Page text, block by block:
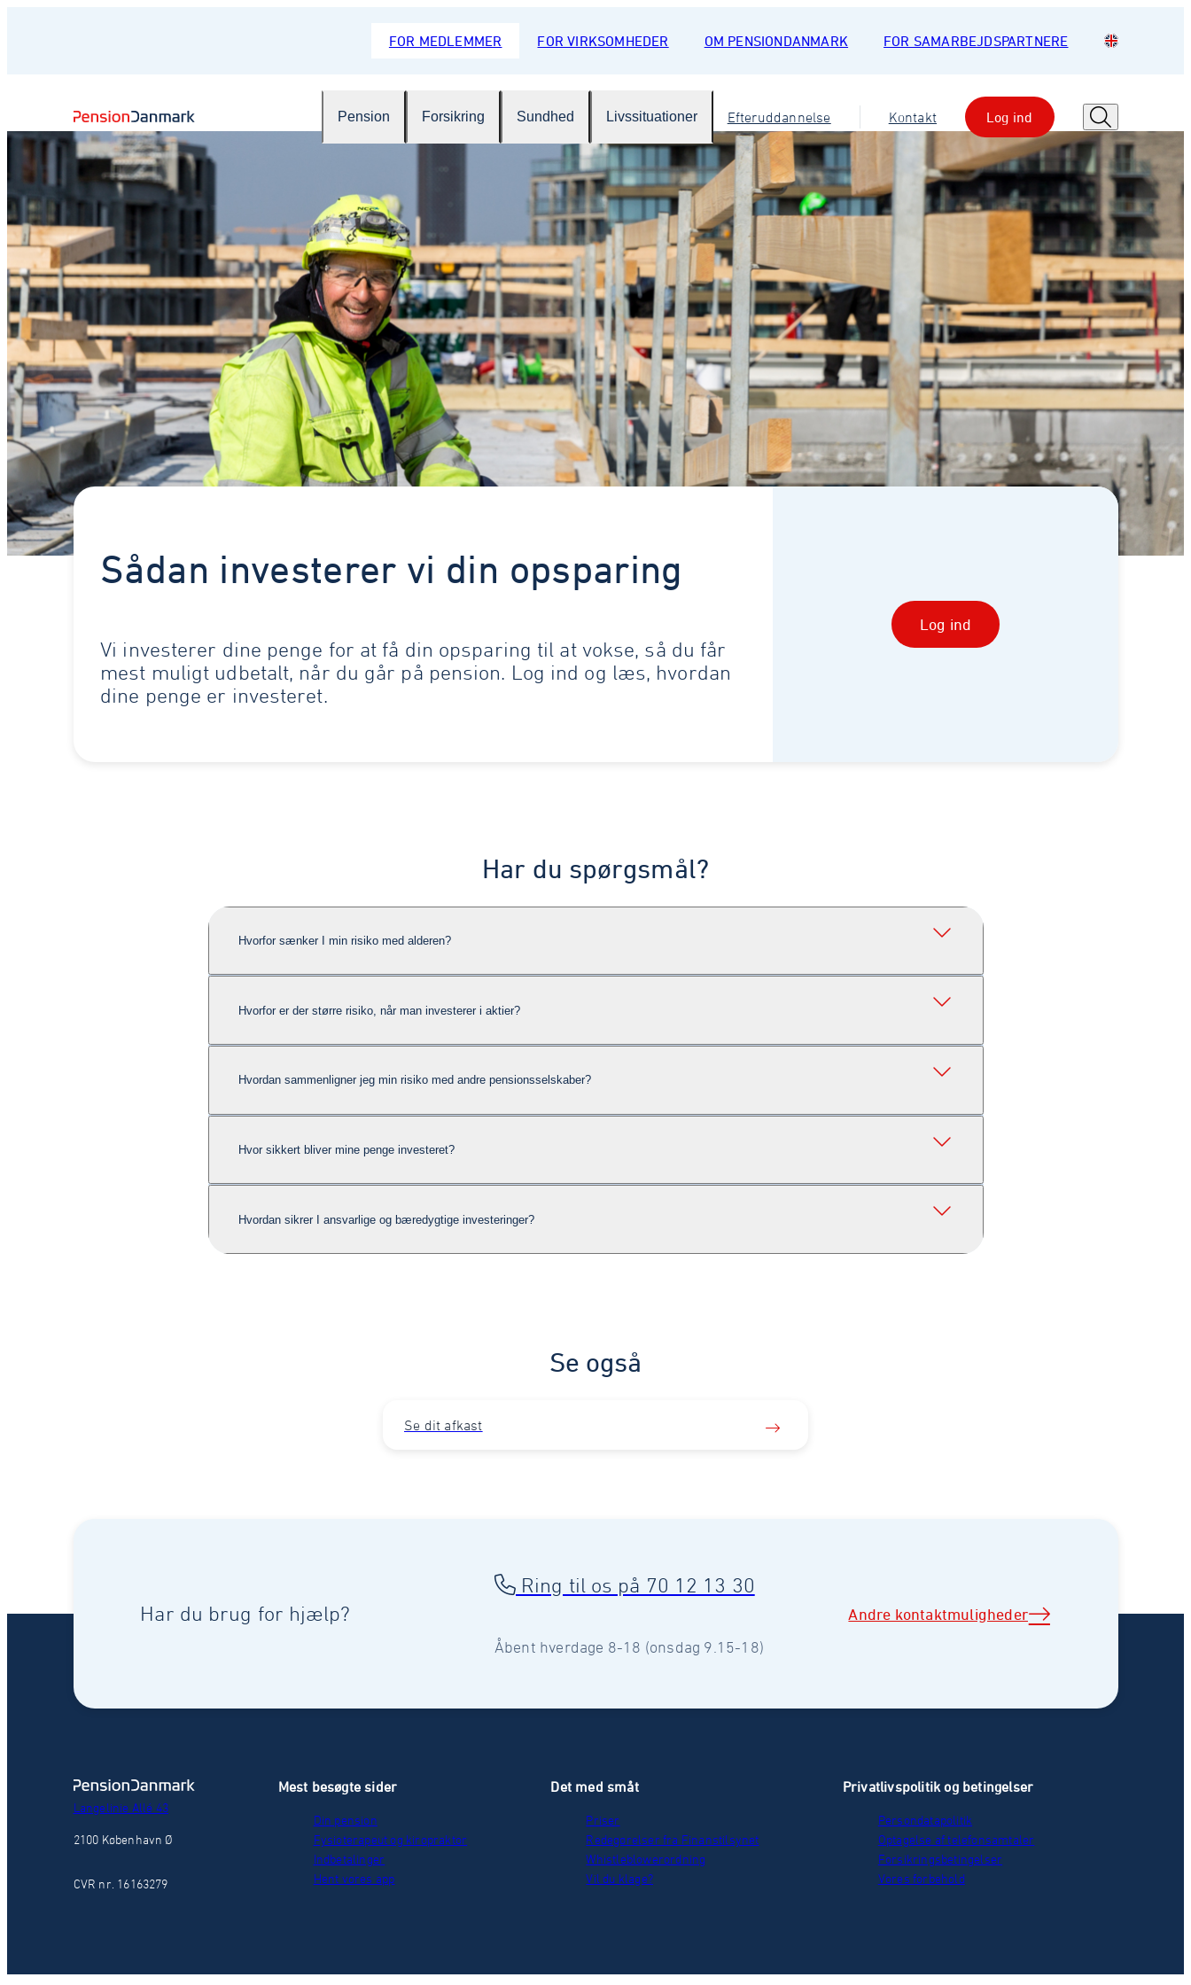
FOR MEDLEMMER FOR VIRKSOMHEDER OM PENSIONDANMARK FOR SAMARBEJDSPARTNERE
Pension Forsikring Sundhed Livssituationer Efteruddannelse Kontakt Log ind
Sådan investerer vi din opsparing
Vi investerer dine penge for at få din opsparing til at vokse, så du får
mest muligt udbetalt, når du går på pension. Log ind og læs, hvordan
dine penge er investeret.
Log ind
Har du spørgsmål?
Hvorfor sænker I min risiko med alderen?
Hvorfor er der større risiko, når man investerer i aktier?
Hvordan sammenligner jeg min risiko med andre pensionsselskaber?
Hvor sikkert bliver mine penge investeret?
Hvordan sikrer I ansvarlige og bæredygtige investeringer?
Se også
Se dit afkast
Har du brug for hjælp?
Ring til os på 70 12 13 30
Åbent hverdage 8-18 (onsdag 9.15-18)
Andre kontaktmuligheder
Langelinie Allé 43
2100 København Ø
CVR nr. 16163279
Mest besøgte sider
Din pension
Fysioterapeut og kiropraktor
Indbetalinger
Hent vores app
Det med småt
Priser
Redegørelser fra Finanstilsynet
Whistleblowerordning
Vil du klage?
Privatlivspolitik og betingelser
Persondatapolitik
Optagelse af telefonsamtaler
Forsikringsbetingelser
Vores forbehold